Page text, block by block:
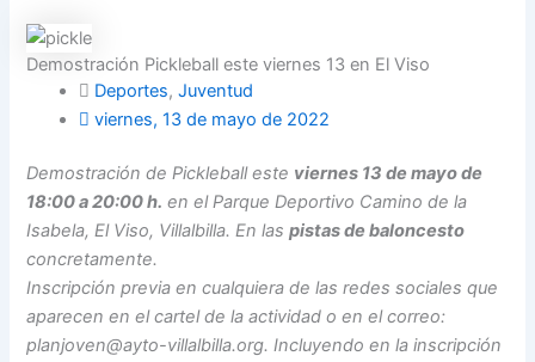
Demostración Pickleball este viernes 13 en El Viso
Deportes,Juventud
viernes, 13 de mayo de 2022
Demostración de Pickleball este viernes 13 de mayo de
18:00 a 20:00 h. en el Parque Deportivo Camino de la
Isabela, El Viso, Villalbilla. En laspistas de baloncesto
concretamente.
Inscripción previa en cualquiera de las redes sociales que
aparecen en el cartel de la actividad o en el correo:
planjoven@ayto-villalbilla.org. Incluyendo en la inscripción